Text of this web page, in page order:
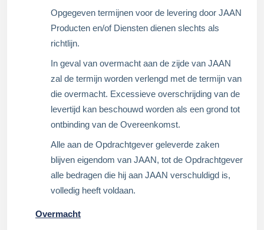
Opgegeven termijnen voor de levering door JAAN
Producten en/of Diensten dienen slechts als
richtlijn.
In geval van overmacht aan de zijde van JAAN
zal de termijn worden verlengd met de termijn van
die overmacht. Excessieve overschrijding van de
levertijd kan beschouwd worden als een grond tot
ontbinding van de Overeenkomst.
Alle aan de Opdrachtgever geleverde zaken
blijven eigendom van JAAN, tot de Opdrachtgever
alle bedragen die hij aan JAAN verschuldigd is,
volledig heeft voldaan.
Overmacht